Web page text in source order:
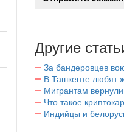
Другие
За бандеровцев
В Ташкенте любят
Мигрантам
Что такое
Индийцы и